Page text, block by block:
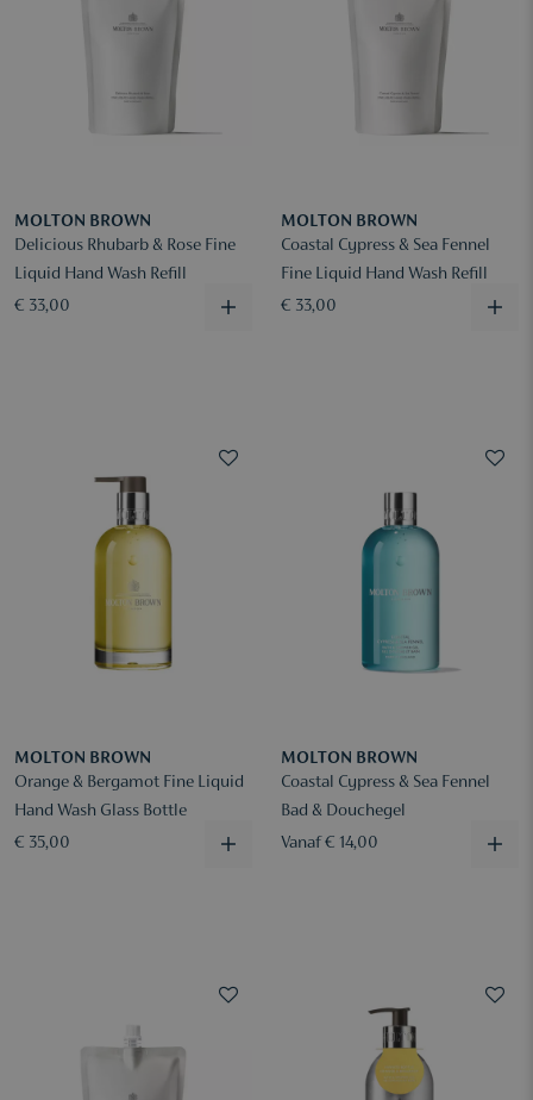
MOLTON BROWN
Delicious Rhubarb & Rose Fine
Liquid Hand Wash Refill
€ 33,00
MOLTON BROWN
Coastal Cypress & Sea Fennel
Fine Liquid Hand Wash Refill
€ 33,00
MOLTON BROWN
Orange & Bergamot Fine Liquid
Hand Wash Glass Bottle
€ 35,00
MOLTON BROWN
Coastal Cypress & Sea Fennel
Bad & Douchegel
Vanaf € 14,00